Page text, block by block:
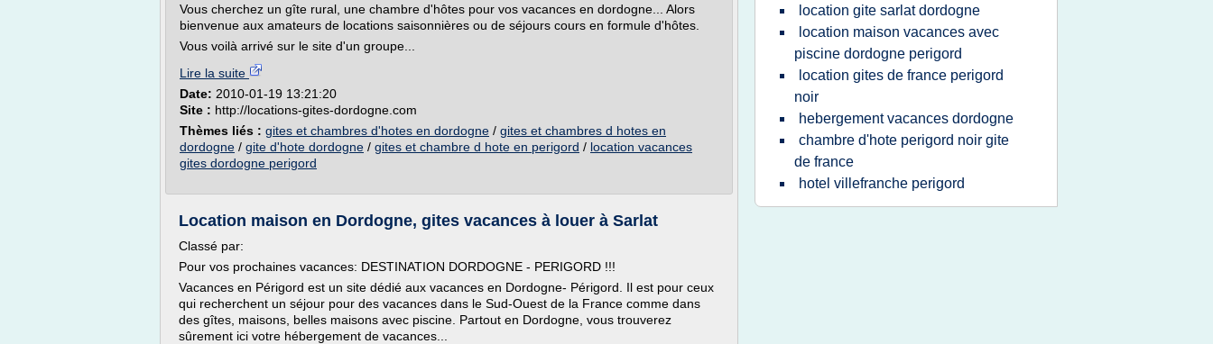
Vous cherchez un gîte rural, une chambre d'hôtes pour vos vacances en dordogne... Alors
bienvenue aux amateurs de locations saisonnières ou de séjours cours en formule d'hôtes.
Vous voilà arrivé sur le site d'un groupe...
Lire la suite
Date: 2010-01-19 13:21:20
Site : http://locations-gites-dordogne.com
Thèmes liés : gites et chambres d'hotes en dordogne / gites et chambres d hotes en
dordogne / gite d'hote dordogne / gites et chambre d hote en perigord / location vacances
gites dordogne perigord
Location maison en Dordogne, gites vacances à louer à Sarlat
Classé par:
Pour vos prochaines vacances: DESTINATION DORDOGNE - PERIGORD !!!
Vacances en Périgord est un site dédié aux vacances en Dordogne- Périgord. Il est pour ceux
qui recherchent un séjour pour des vacances dans le Sud-Ouest de la France comme dans
des gîtes, maisons, belles maisons avec piscine. Partout en Dordogne, vous trouverez
sûrement ici votre hébergement de vacances...
location gite sarlat dordogne
location maison vacances avec
piscine dordogne perigord
location gites de france perigord
noir
hebergement vacances dordogne
chambre d'hote perigord noir gite
de france
hotel villefranche perigord